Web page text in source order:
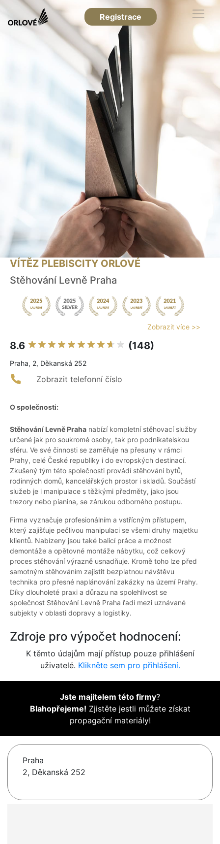
Registrace
VÍTĚZ PLEBISCITY ORLOVÉ
Stěhování Levně Praha
Zobrazit více >>
8.6 (148)
Praha, 2, Děkanská 252
Zobrazit telefonní číslo
O společnosti:
Stěhování Levně Praha nabízí kompletní stěhovací služby
určené jak pro soukromé osoby, tak pro podnikatelskou
sféru. Ve své činnosti se zaměřuje na přesuny v rámci
Prahy, celé České republiky i do evropských destinací.
Zkušený tým této společnosti provádí stěhování bytů,
rodinných domů, kancelářských prostor i skladů. Součástí
služeb je i manipulace s těžkými předměty, jako jsou
trezory nebo pianina, se zárukou odborného postupu.
Firma vyznačuje profesionálním a vstřícným přístupem,
který zajišťuje pečlivou manipulaci se všemi druhy majetku
klientů. Nabízeny jsou také balicí práce a možnost
demontáže a opětovné montáže nábytku, což celkový
proces stěhování výrazně usnadňuje. Kromě toho lze před
samotným stěhováním zajistit bezplatnou návštěvu
technika pro přesné naplánování zakázky na území Prahy.
Díky dlouholeté praxi a důrazu na spolehlivost se
společnost Stěhování Levně Praha řadí mezi uznávané
subjekty v oblasti dopravy a logistiky.
Zdroje pro výpočet hodnocení:
K těmto údajům mají přístup pouze přihlášení
uživatelé. Klikněte sem pro přihlášení.
Jste majitelem této firmy?
Blahopřejeme! Zjistěte jestli můžete získat
propagační materiály!
Praha
2, Děkanská 252